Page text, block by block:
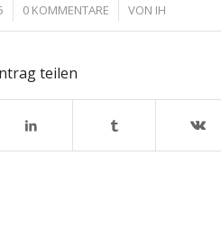
0 KOMMENTARE
/ VON IH
teilen